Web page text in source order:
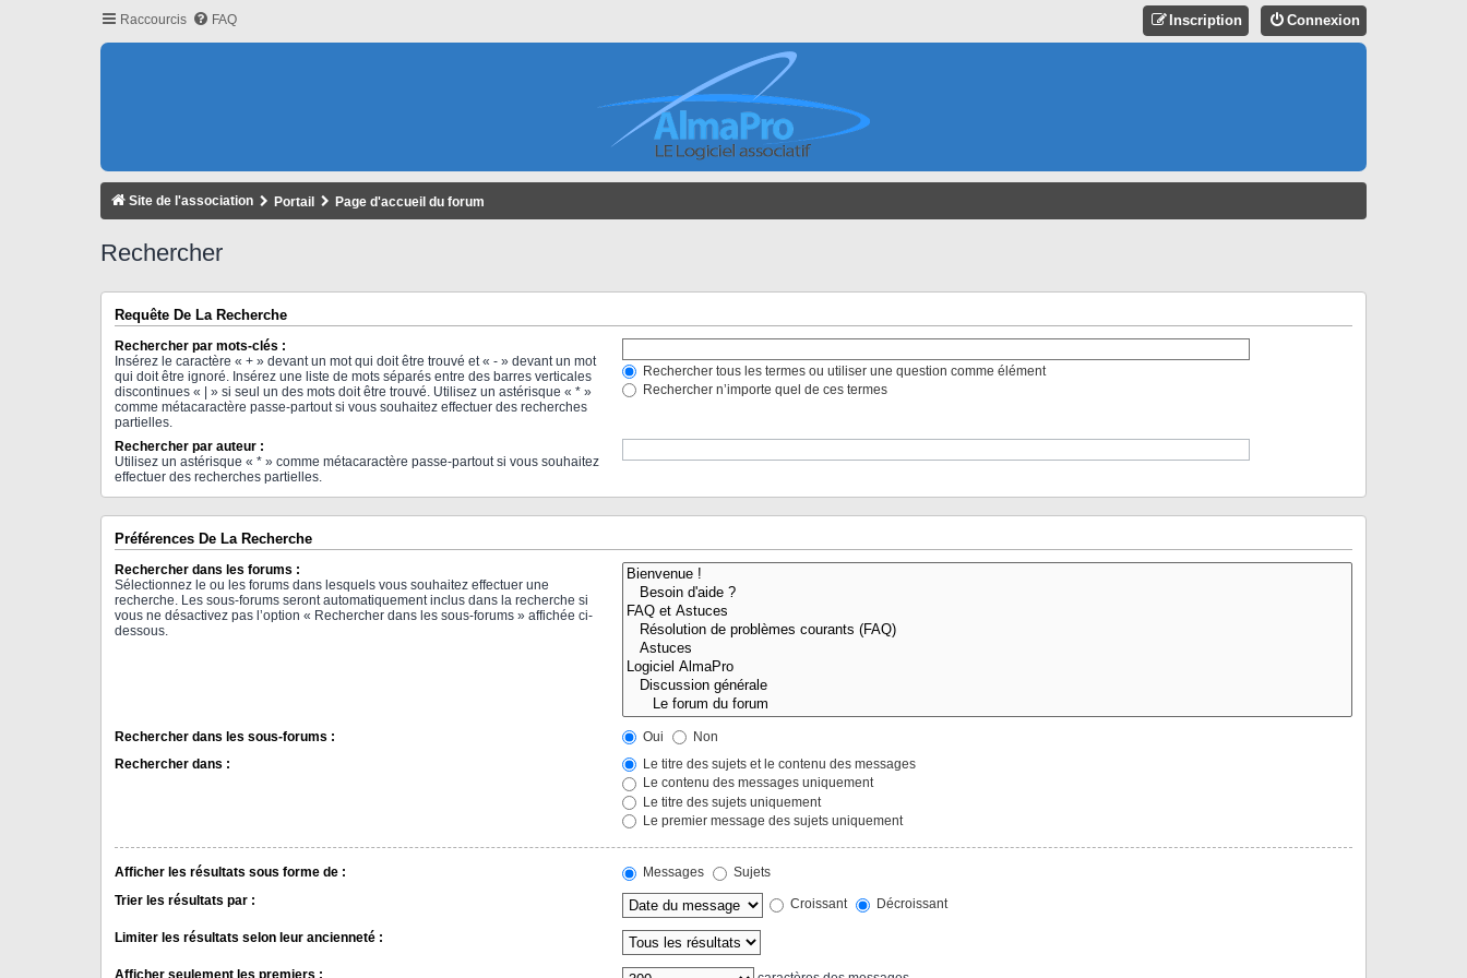
Raccourcis FAQ Connexion
Inscription
Site de l'association Portail Page d'accueil du forum
Rechercher
Requête De La Recherche
Rechercher par mots-clés :
Insérez le caractère « + » devant un mot qui doit être trouvé et « - » devant un mot
qui doit être ignoré. Insérez une liste de mots séparés entre des barres verticales
discontinues « | » si seul un des mots doit être trouvé. Utilisez un astérisque « * »
comme métacaractère passe-partout si vous souhaitez effectuer des recherches
partielles.
Rechercher tous les termes ou utiliser une question comme élément
Rechercher n’importe quel de ces termes
Rechercher par auteur :
Utilisez un astérisque « * » comme métacaractère passe-partout si vous souhaitez
effectuer des recherches partielles.
Préférences De La Recherche
Rechercher dans les forums :
Sélectionnez le ou les forums dans lesquels vous souhaitez effectuer une
recherche. Les sous-forums seront automatiquement inclus dans la recherche si
vous ne désactivez pas l’option « Rechercher dans les sous-forums » affichée ci-
dessous.
Rechercher dans les sous-forums : Oui
Non
Rechercher dans :
Le titre des sujets et le contenu des messages
Le contenu des messages uniquement
Le titre des sujets uniquement
Le premier message des sujets uniquement
Afficher les résultats sous forme de : Messages
Sujets
Trier les résultats par :
Croissant Décroissant
Limiter les résultats selon leur ancienneté :
Afficher seulement les premiers :